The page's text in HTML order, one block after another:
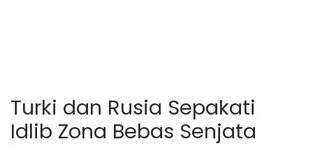
Turki dan Rusia Sepakati
Idlib Zona Bebas Senjata